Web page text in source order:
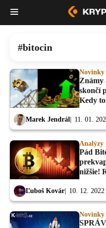
bitocin
Novinky
Známy
skončí
Kedy
Marek Jendrál 11. 01.
Analýzy
Pád
nižšie!
Ľuboš Kovár 10. 12. 2022
Novinky